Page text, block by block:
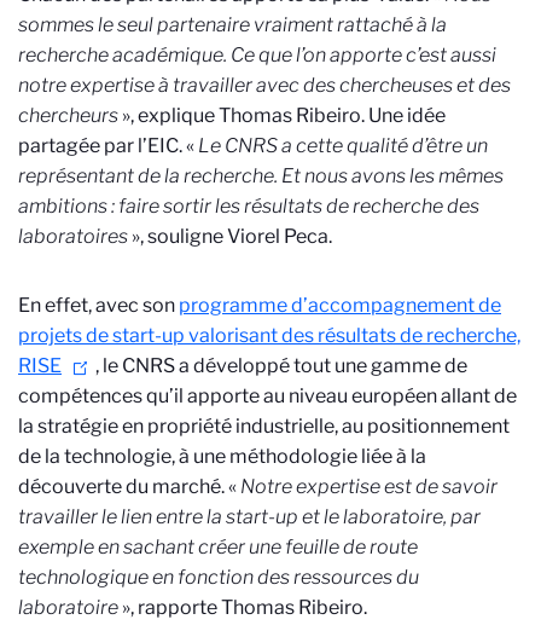
sommes le seul partenaire vraiment rattaché à la
recherche académique. Ce que l’on apporte c’est aussi
notre expertise à travailler avec des chercheuses et des
chercheurs », explique Thomas Ribeiro. Une idée
partagée par l’EIC. « Le CNRS a cette qualité d’être un
représentant de la recherche. Et nous avons les mêmes
ambitions : faire sortir les résultats de recherche des
laboratoires », souligne Viorel Peca.
En effet, avec son programme d’accompagnement de
projets de start-up valorisant des résultats de recherche,
RISE
, le CNRS a développé tout une gamme de
compétences qu’il apporte au niveau européen allant de
la stratégie en propriété industrielle, au positionnement
de la technologie, à une méthodologie liée à la
découverte du marché. « Notre expertise est de savoir
travailler le lien entre la start-up et le laboratoire, par
exemple en sachant créer une feuille de route
technologique en fonction des ressources du
laboratoire », rapporte Thomas Ribeiro.